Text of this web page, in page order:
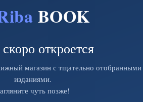
BOOK
откроется
магазин с тщательно отобранными
изданиями.
чуть позже!